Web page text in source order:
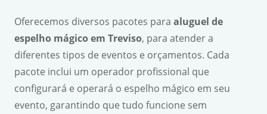
Oferecemos diversos pacotes para aluguel de
espelho mágico em Treviso, para atender a
diferentes tipos de eventos e orçamentos. Cada
pacote inclui um operador profissional que
configurará e operará o espelho mágico em seu
evento, garantindo que tudo funcione sem